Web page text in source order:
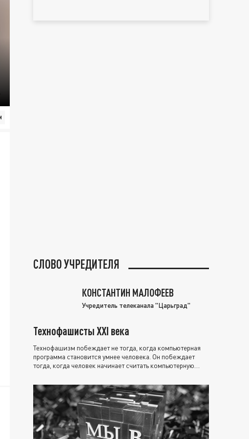
СЛОВО УЧРЕДИТЕЛЯ
КОНСТАНТИН МАЛОФЕЕВ
Учредитель телеканала "Царьград"
Технофашисты XXI века
Технофашизм побеждает не тогда, когда компьютерная
программа становится умнее человека. Он побеждает
тогда, когда человек начинает считать компьютерную